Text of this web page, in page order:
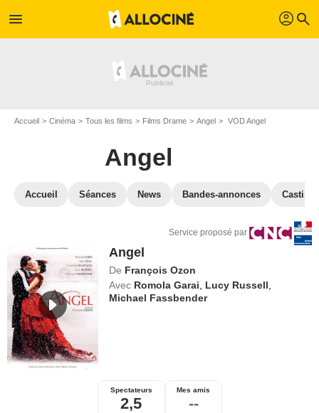
menu profil search
Accueil Cinéma Tous les films Films Drame Angel VOD Angel
Angel
Accueil Séances News Bandes-annonces Casting
Service proposé par
Angel
De François Ozon
Avec Romola Garai Lucy Russell
Michael Fassbender
Spectateurs
2,5
Mes amis
--